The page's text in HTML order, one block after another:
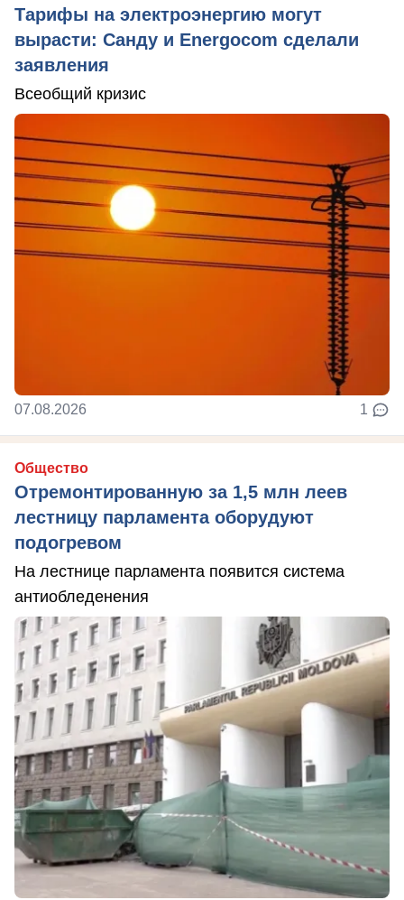
Тарифы на электроэнергию могут
вырасти: Санду и Energocom сделали
заявления
Всеобщий кризис
07.08.2026 1
Общество
Отремонтированную за 1,5 млн леев
лестницу парламента оборудуют
подогревом
На лестнице парламента появится система
антиобледенения